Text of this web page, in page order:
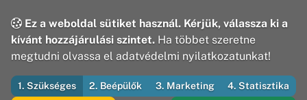
webmaster@utirany.hu
8419 Csesznek, Vasút u.18.
© 2026 Útirány Webmédia Bt. — Minden jog fenntartva
Ez a weboldal sütiket használ. Kérjük, válassza ki a
kívánt hozzájárulási szintet. Ha többet szeretne
megtudni olvassa el adatvédelmi nyilatkozatunkat!
1. Szükséges 2. Beépülők 3. Marketing 4. Statisztika